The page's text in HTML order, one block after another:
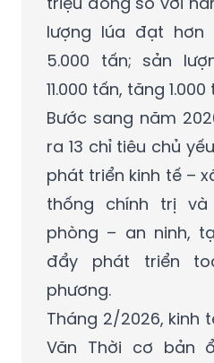
lượng lúa đạt hơn
5.000 tấn; sản
11.000 tấn, tăng 1.000
Bước sang năm
ra 13 chỉ tiêu chủ
phát triển kinh tế –
thống chính trị
phòng – an ninh,
đẩy phát triển
phương.
Tháng 2/2026, kinh
Văn Thời cơ bản